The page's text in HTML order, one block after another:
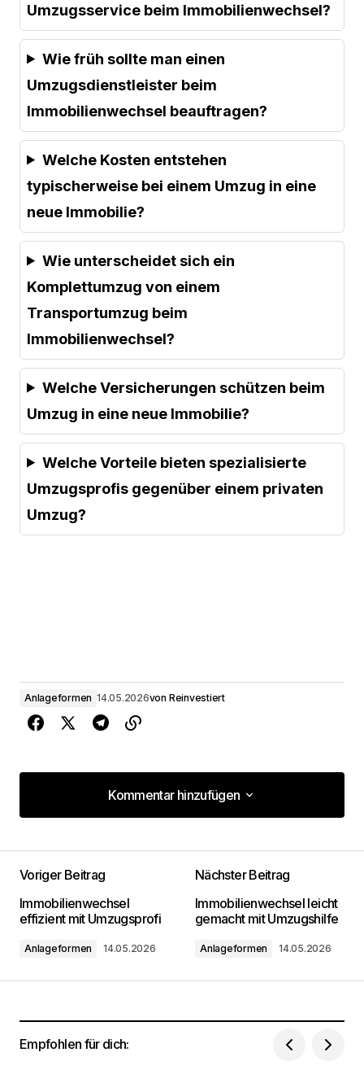
Umzugsservice beim Immobilienwechsel?
Wie früh sollte man einen
Umzugsdienstleister beim
Immobilienwechsel beauftragen?
Welche Kosten entstehen
typischerweise bei einem Umzug in eine
neue Immobilie?
Wie unterscheidet sich ein
Komplettumzug von einem
Transportumzug beim
Immobilienwechsel?
Welche Versicherungen schützen beim
Umzug in eine neue Immobilie?
Welche Vorteile bieten spezialisierte
Umzugsprofis gegenüber einem privaten
Umzug?
Anlageformen 14.05.2026von Reinvestiert
Kommentar hinzufügen
Kommentar hinzufügen
Deine E-Mail-Adresse wird nicht
veröffentlicht. Erforderliche Felder sind mit *
markiert
Voriger Beitrag
Immobilienwechsel
effizient mit Umzugsprofi
Anlageformen 14.05.2026
Nächster Beitrag
Immobilienwechsel leicht
gemacht mit Umzugshilfe
Anlageformen 14.05.2026
Empfohlen für dich: